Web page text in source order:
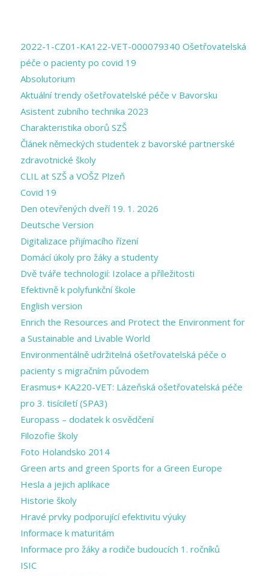
2022-1-CZ01-KA122-VET-000079340 Ošetřovatelská
péče o pacienty po covid 19
Absolutorium
Aktuální trendy ošetřovatelské péče v Bavorsku
Asistent zubního technika 2023
Charakteristika oborů SZŠ
Článek německých studentek z bavorské partnerské
zdravotnické školy
CLIL at SZŠ a VOŠZ Plzeň
Covid 19
Den otevřených dveří 19. 1. 2026
Deutsche Version
Digitalizace přijímacího řízení
Domácí úkoly pro žáky a studenty
Dvě tváře technologií: Izolace a příležitosti
Efektivně k polyfunkční škole
English version
Enrich the Resources and Protect the Environment for
a Sustainable and Livable World
Environmentálně udržitelná ošetřovatelská péče o
pacienty s migračním původem
Erasmus+ KA220-VET: Lázeňská ošetřovatelská péče
pro 3. tisíciletí (SPA3)
Europass – dodatek k osvědčení
Filozofie školy
Foto Holandsko 2014
Green arts and ​green Sports for a ​Green Europe
Hesla a jejich aplikace
Historie školy
Hravé prvky podporující efektivitu výuky
Informace k maturitám
Informace pro žáky a rodiče budoucích 1. ročníků
ISIC